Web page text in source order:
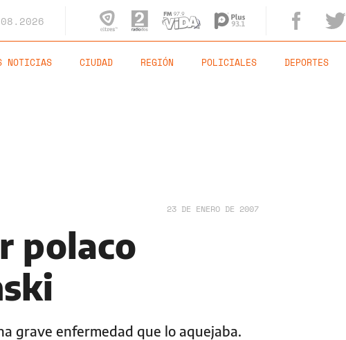
NOTICIAS CIUDAD REGIÓN POLICIALES DEPORTES
23 DE ENERO DE 2007
polaco
grave enfermedad que lo aquejaba.